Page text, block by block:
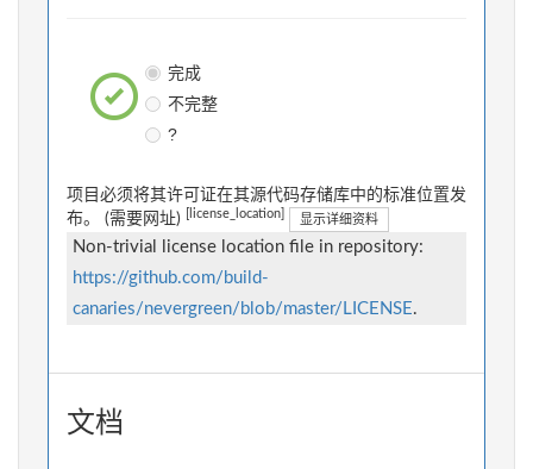
完成
不完整
?
项目必须将其许可证在其源代码存储库中的标准位置发
布。 (需要网址)
[license_location] 显示详细资料
Non-trivial license location file in repository:
https://github.com/build-
canaries/nevergreen/blob/master/LICENSE.
文档